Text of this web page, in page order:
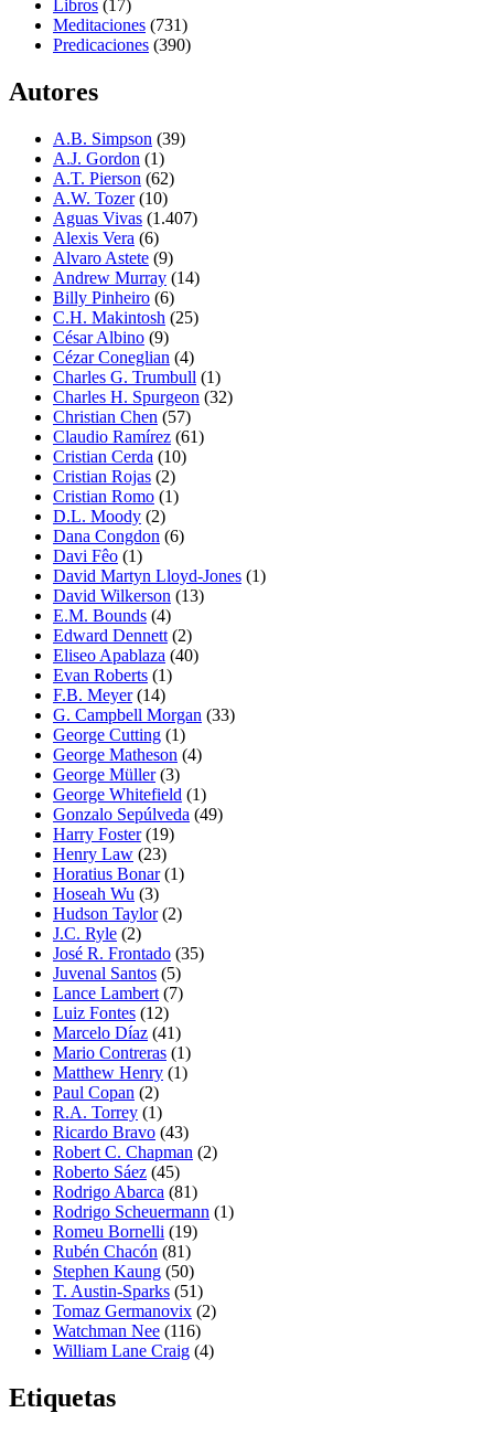
Libros (17)
Meditaciones (731)
Predicaciones (390)
Autores
A.B. Simpson (39)
A.J. Gordon (1)
A.T. Pierson (62)
A.W. Tozer(10)
Aguas Vivas (1.407)
Alexis Vera (6)
Alvaro Astete (9)
Andrew Murray (14)
Billy Pinheiro (6)
C.H. Makintosh (25)
César Albino (9)
Cézar Coneglian (4)
Charles G. Trumbull (1)
Charles H. Spurgeon (32)
Christian Chen (57)
Claudio Ramírez (61)
Cristian Cerda (10)
Cristian Rojas (2)
Cristian Romo (1)
D.L. Moody (2)
Dana Congdon (6)
Davi Fêo (1)
David Martyn Lloyd-Jones (1)
David Wilkerson (13)
E.M. Bounds (4)
Edward Dennett (2)
Eliseo Apablaza (40)
Evan Roberts (1)
F.B. Meyer(14)
G. Campbell Morgan (33)
George Cutting (1)
George Matheson (4)
George Müller(3)
George Whitefield (1)
Gonzalo Sepúlveda (49)
Harry Foster(19)
Henry Law (23)
Horatius Bonar(1)
Hoseah Wu (3)
Hudson Taylor(2)
J.C. Ryle (2)
José R. Frontado (35)
Juvenal Santos (5)
Lance Lambert (7)
Luiz Fontes (12)
Marcelo Díaz (41)
Mario Contreras (1)
Matthew Henry (1)
Paul Copan (2)
R.A. Torrey (1)
Ricardo Bravo (43)
Robert C. Chapman (2)
Roberto Sáez (45)
Rodrigo Abarca (81)
Rodrigo Scheuermann (1)
Romeu Bornelli (19)
Rubén Chacón (81)
Stephen Kaung (50)
T. Austin-Sparks (51)
Tomaz Germanovix (2)
Watchman Nee (116)
William Lane Craig (4)
Etiquetas